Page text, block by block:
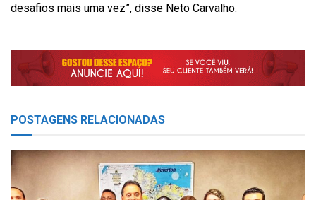
desafios mais uma vez”, disse Neto Carvalho.
POSTAGENS RELACIONADAS